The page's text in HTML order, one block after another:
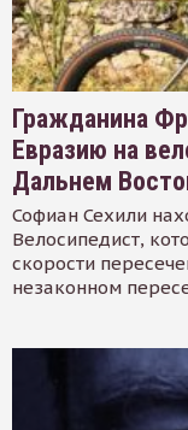
Гражданина
Евразию на
Дальнем
Софиан Сехили
Велосипедист,
скорости
незаконном